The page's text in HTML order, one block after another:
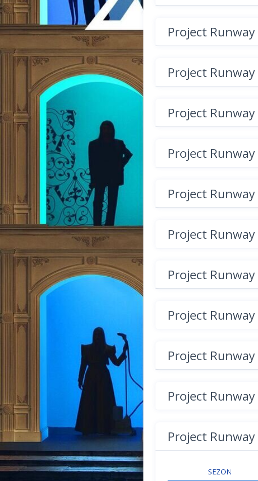
Project Runway
Project Runway
Project Runway
Project Runway
Project Runway
Project Runway
Project Runway
Project Runway
Project Runway
Project Runway
Project Runway
SEZON